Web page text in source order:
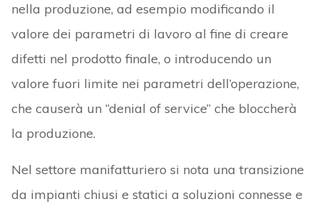
nella produzione, ad esempio modificando il
valore dei parametri di lavoro al fine di creare
difetti nel prodotto finale, o introducendo un
valore fuori limite nei parametri dell’operazione,
che causerà un “denial of service” che bloccherà
la produzione.
Nel settore manifatturiero si nota una transizione
da impianti chiusi e statici a soluzioni connesse e